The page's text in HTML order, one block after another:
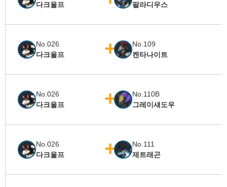
다크울프
팔라디우스
No.026
다크울프
No.109
켄타나이트
No.026
다크울프
No.110B
그레이섀도우
No.026
다크울프
No.111
제트래곤